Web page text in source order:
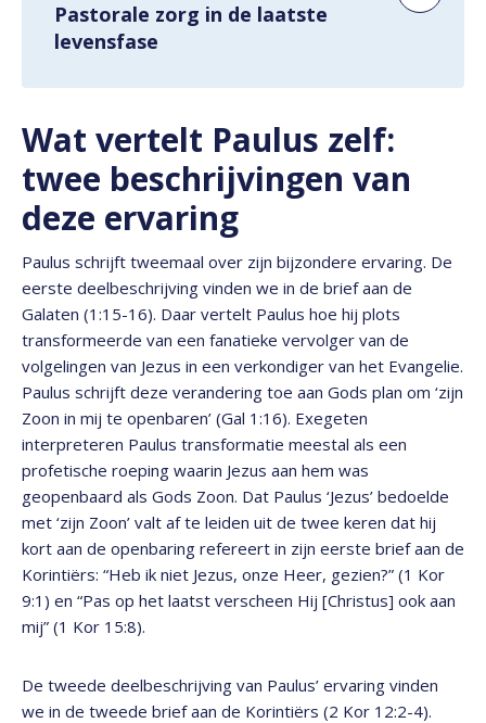
Pastorale zorg in de laatste
levensfase
Wat vertelt Paulus zelf:
twee beschrijvingen van
deze ervaring
Paulus schrijft tweemaal over zijn bijzondere ervaring. De
eerste deelbeschrijving vinden we in de brief aan de
Galaten (1:15-16). Daar vertelt Paulus hoe hij plots
transformeerde van een fanatieke vervolger van de
volgelingen van Jezus in een verkondiger van het Evangelie.
Paulus schrijft deze verandering toe aan Gods plan om ‘zijn
Zoon in mij te openbaren’ (Gal 1:16). Exegeten
interpreteren Paulus transformatie meestal als een
profetische roeping waarin Jezus aan hem was
geopenbaard als Gods Zoon. Dat Paulus ‘Jezus’ bedoelde
met ‘zijn Zoon’ valt af te leiden uit de twee keren dat hij
kort aan de openbaring refereert in zijn eerste brief aan de
Korintiërs: “Heb ik niet Jezus, onze Heer, gezien?” (1 Kor
9:1) en “Pas op het laatst verscheen Hij [Christus] ook aan
mij” (1 Kor 15:8).
De tweede deelbeschrijving van Paulus’ ervaring vinden
we in de tweede brief aan de Korintiërs (2 Kor 12:2-4).